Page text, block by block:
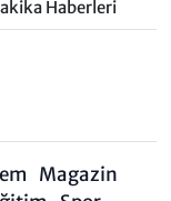
Haberleri
Magazin